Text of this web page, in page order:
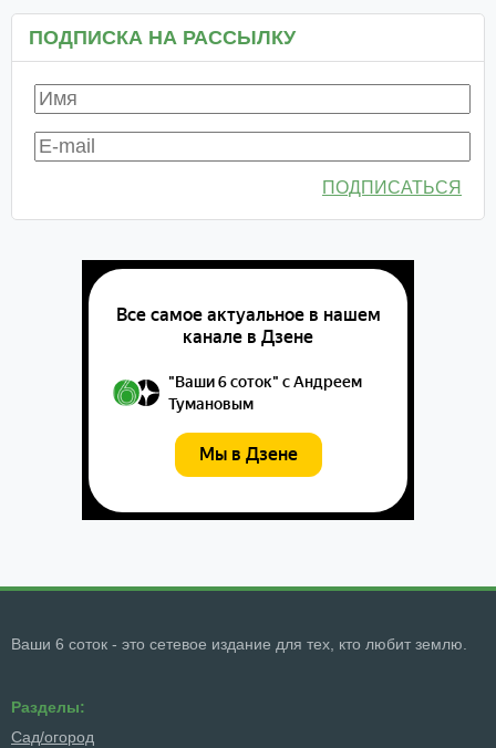
ПОДПИСКА НА РАССЫЛКУ
ПОДПИСАТЬСЯ
Ваши 6 соток - это сетевое издание для тех, кто любит землю.
Разделы:
Сад/огород